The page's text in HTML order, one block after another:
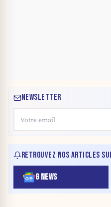
NEWSLETTER
RETROUVEZ NOS ARTICLES
G NEWS